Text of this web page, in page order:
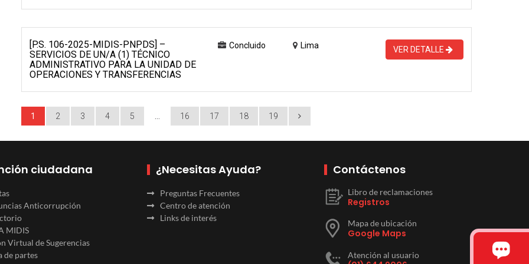
[P.S. 106-2025-MIDIS-PNPDS] –
SERVICIOS DE UN/A (1) TÉCNICO
ADMINISTRATIVO PARA LA UNIDAD DE
OPERACIONES Y TRANSFERENCIAS
Concluido Lima VER DETALLE
1 2 3 4 5 16 17 18 19
ciudadana
Anticorrupción
MIDIS
Virtual de Sugerencias
de partes
¿Necesitas Ayuda?
Preguntas Frecuentes
Centro de atención
Links de interés
Contáctenos
Libro de reclamaciones
Registros
Mapa de ubicación
Google Maps
Atención al usuario